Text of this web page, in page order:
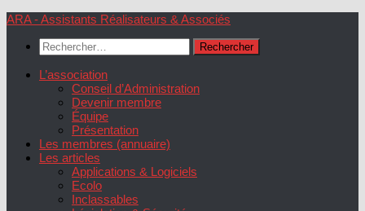
Skip
content
ARA - Assistants Réalisateurs & Associés
Rechercher :
L’association
Conseil d’Administration
Devenir membre
Équipe
Présentation
Les membres (annuaire)
Les articles
Applications & Logiciels
Ecolo
Inclassables